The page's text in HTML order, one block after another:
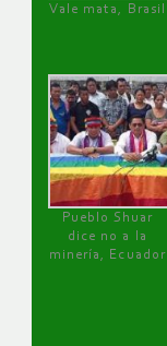
Vale mata, Brasil
Pueblo Shuar
dice no a la
minería, Ecuador